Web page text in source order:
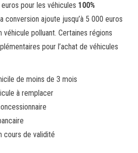
pour les véhicules 100%
conversion ajoute jusqu’à 5 000 euros
polluant. Certaines régions
pour l’achat de véhicules
de moins de 3 mois
à remplacer
cours de validité